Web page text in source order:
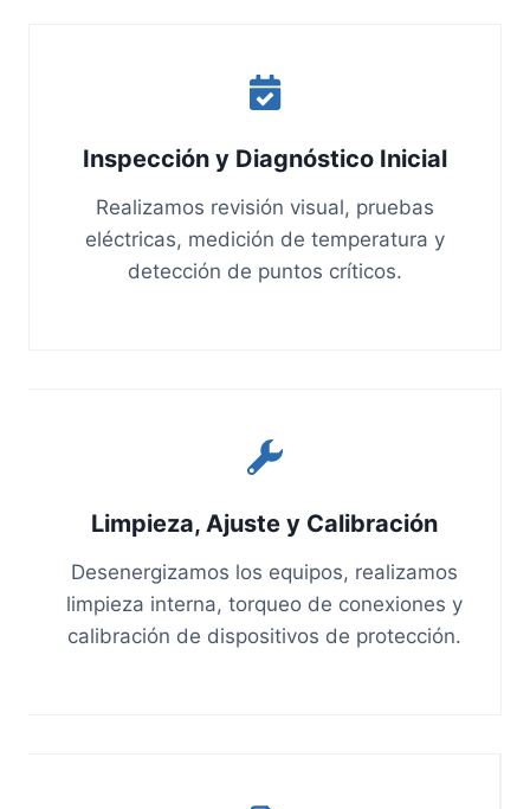
Inspección y Diagnóstico Inicial
Realizamos revisión visual, pruebas
eléctricas, medición de temperatura y
detección de puntos críticos.
Limpieza, Ajuste y Calibración
Desenergizamos los equipos, realizamos
limpieza interna, torqueo de conexiones y
calibración de dispositivos de protección.